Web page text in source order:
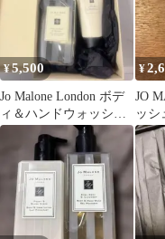
¥5,500
Jo Malone London ボデ
ィ＆ハンドウォッシュ
ハンドクリーム
¥
JO
ッシ
ジア
ォッ